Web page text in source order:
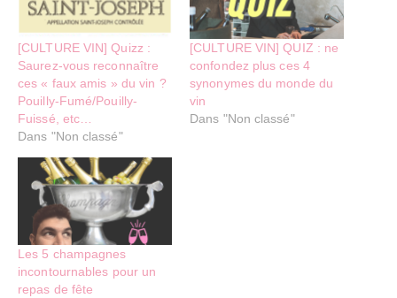
[CULTURE VIN] Quizz :
Saurez-vous reconnaître
ces « faux amis » du vin ?
Pouilly-Fumé/Pouilly-
Fuissé, etc…
Dans "Non classé"
[CULTURE VIN] QUIZ : ne
confondez plus ces 4
synonymes du monde du
vin
Dans "Non classé"
Les 5 champagnes
incontournables pour un
repas de fête